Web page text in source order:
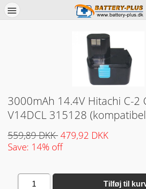
3000mAh 14.4V Hitachi C-2
V14DCL 315128
559,89 DKK479,92 DKK
Save: 14% off
1 Tilføj til